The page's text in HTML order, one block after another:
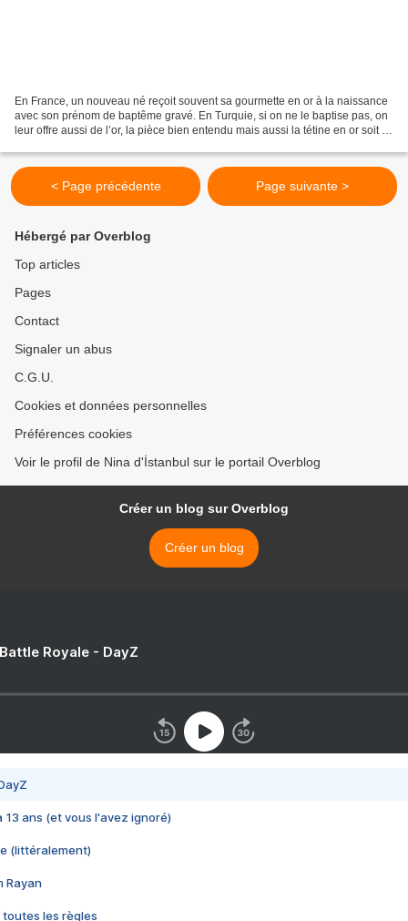
En France, un nouveau né reçoit souvent sa gourmette en or à la naissance
avec son prénom de baptême gravé. En Turquie, si on ne le baptise pas, on
leur offre aussi de l’or, la pièce bien entendu mais aussi la tétine en or soit «
< Page précédente Page suivante >
Hébergé par Overblog
Top articles
Pages
Contact
Signaler un abus
C.G.U.
Cookies et données personnelles
Préférences cookies
Voir le profil de Nina d'İstanbul sur le portail Overblog
Créer un blog sur Overblog
Créer un blog
Royale - DayZ
13 ans (et vous l'avez ignoré)
(littéralement)
Rayan
toutes les règles